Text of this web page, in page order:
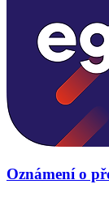
Oznámení o